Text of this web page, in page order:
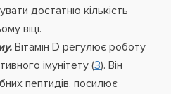
достатню кількість
віці.
Вітамін D регулює роботу
імунітету (3). Він
пептидів, посилює